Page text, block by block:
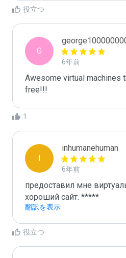
役立つ
G
6年前
Awesome virtual machines
free!!!
1
I
inhumanehuman
6年前
предоставил мне
хороший сайт. *****
翻訳を表示
役立つ